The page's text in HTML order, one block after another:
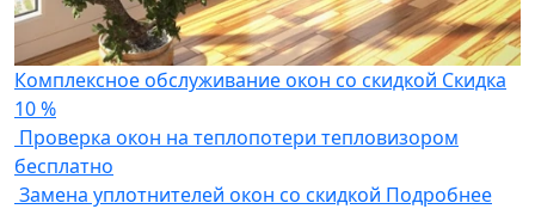
Комплексное обслуживание окон со скидкой Скидка
10 %
Проверка окон на теплопотери тепловизором
бесплатно
Замена уплотнителей окон со скидкой Подробнее